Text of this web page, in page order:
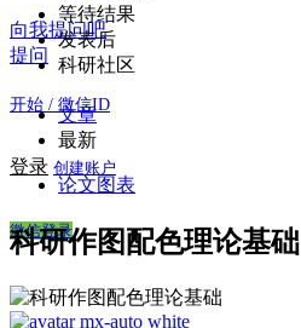
向我提问吧
提问
开始 / 微信ID
登录 创建账户
微信登录
等待结果
发表后
科研社区
文章
最新
论文图表
科研作图配色理论基础